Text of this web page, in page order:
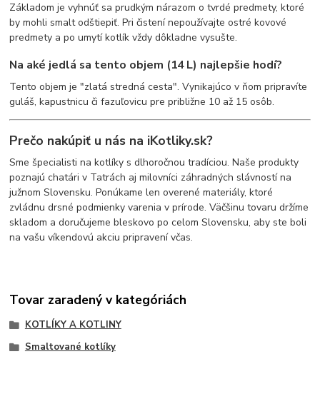
Základom je vyhnúť sa prudkým nárazom o tvrdé predmety, ktoré
by mohli smalt odštiepiť. Pri čistení nepoužívajte ostré kovové
predmety a po umytí kotlík vždy dôkladne vysušte.
Na aké jedlá sa tento objem (14 L) najlepšie hodí?
Tento objem je "zlatá stredná cesta". Vynikajúco v ňom pripravíte
guláš, kapustnicu či fazuľovicu pre približne 10 až 15 osôb.
Prečo nakúpiť u nás na iKotliky.sk?
Sme špecialisti na kotlíky s dlhoročnou tradíciou. Naše produkty
poznajú chatári v Tatrách aj milovníci záhradných slávností na
južnom Slovensku. Ponúkame len overené materiály, ktoré
zvládnu drsné podmienky varenia v prírode. Väčšinu tovaru držíme
skladom a doručujeme bleskovo po celom Slovensku, aby ste boli
na vašu víkendovú akciu pripravení včas.
Tovar zaradený v kategóriách
KOTLÍKY A KOTLINY
Smaltované kotlíky